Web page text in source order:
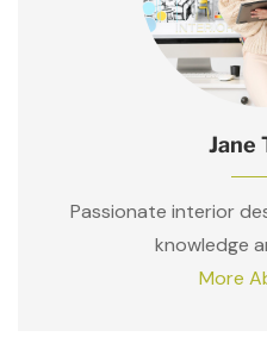
Jane
Passionate interior
knowledge
More